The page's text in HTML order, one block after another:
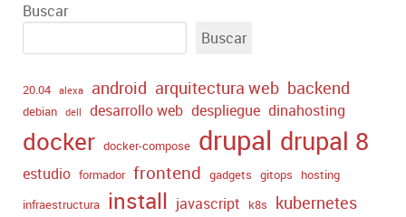
Buscar
Buscar
20.04 alexa android arquitectura web backend
debian dell desarrollo web despliegue dinahosting
docker docker-compose drupal drupal 8
estudio formador frontend gadgets gitops
hosting
infraestructura install javascript k8s
kubernetes